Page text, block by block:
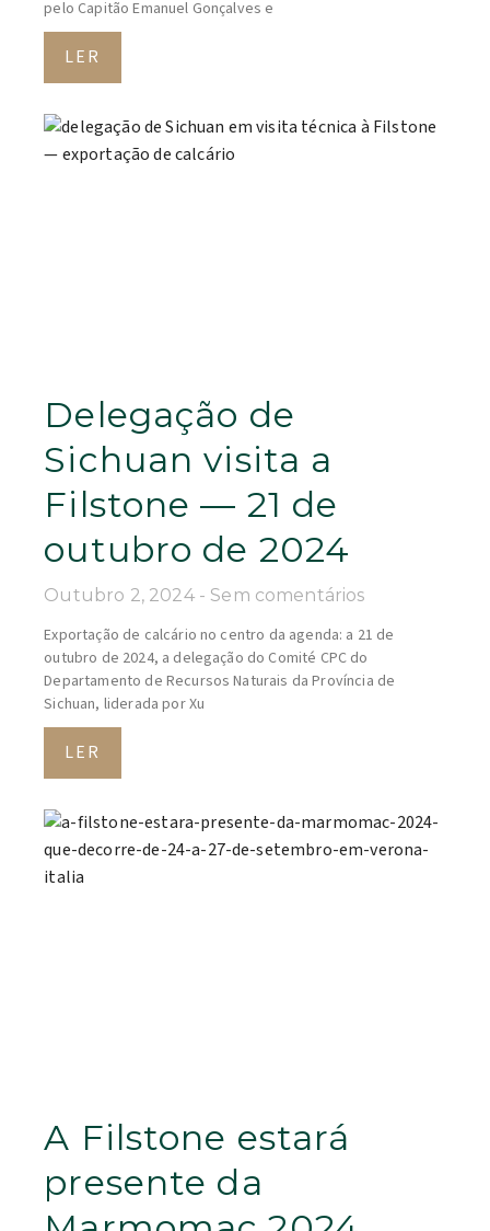
pelo Capitão Emanuel Gonçalves e
LER
Delegação de
Sichuan visita a
Filstone — 21 de
outubro de 2024
Outubro 2, 2024 Sem comentários
Exportação de calcário no centro da agenda: a 21 de
outubro de 2024, a delegação do Comité CPC do
Departamento de Recursos Naturais da Província de
Sichuan, liderada por Xu
LER
A Filstone estará
presente da